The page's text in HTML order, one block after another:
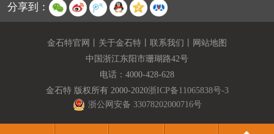
分享到：
金石特官网 关于金石特 联系我们
网站地图
中国浙江东阳市珊瑚路42号
电话： 4000-428-628
金石特 版权所有 2000-2020浙ICP备11065838号-3
浙公网安备 33078202000716号